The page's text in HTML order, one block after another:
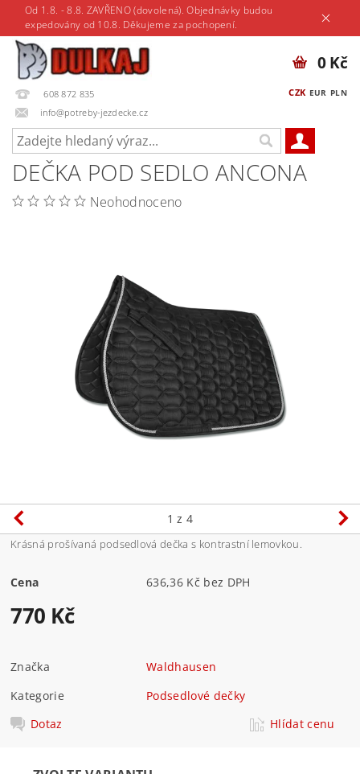
Od 1.8. - 8.8. ZAVŘENO (dovolená). Objednávky budou
expedovány od 10.8. Děkujeme za pochopení.
608 872 835
info@potreby-jezdecke.cz
CZK EUR PLN
0 Kč
DEČKA POD SEDLO ANCONA
Neohodnoceno
1 z 4
Krásná prošívaná podsedlová dečka s kontrastní lemovkou.
Cena 636,36 Kč bez DPH
770 Kč
Značka
Waldhausen
Kategorie
Podsedlové dečky
Dotaz
Hlídat cenu